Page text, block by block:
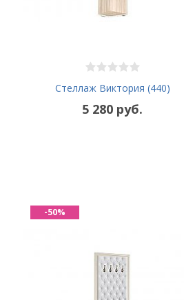
Стеллаж Виктория (440)
5 280 руб.
-50%